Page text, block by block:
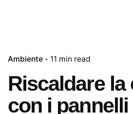
Ambiente 11 min read
Riscaldare la
con i